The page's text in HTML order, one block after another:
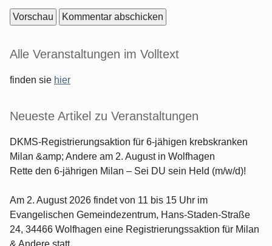
Seitenleiste
Alle Veranstaltungen im Volltext
finden sie hier
Neueste Artikel zu Veranstaltungen
DKMS-Registrierungsaktion für 6-jähigen krebskranken
Milan &amp; Andere am 2. August in Wolfhagen
Rette den 6-jährigen Milan – Sei DU sein Held (m/w/d)!
Am 2. August 2026 findet von 11 bis 15 Uhr im
Evangelischen Gemeindezentrum, Hans-Staden-Straße
24, 34466 Wolfhagen eine Registrierungssaktion für Milan